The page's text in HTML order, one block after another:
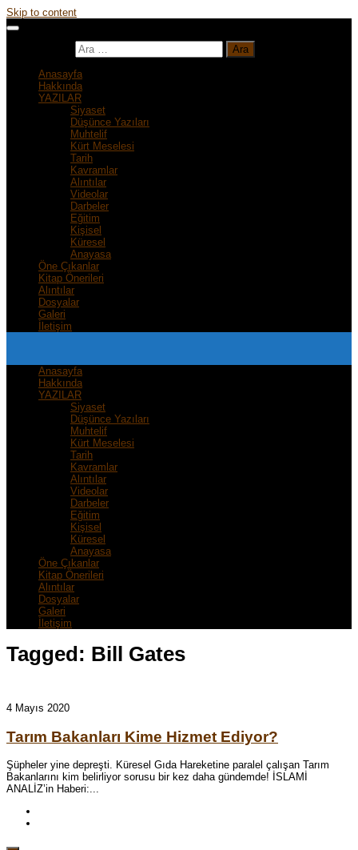
Skip to content
Anasayfa
Hakkında
YAZILAR
Siyaset
Düşünce Yazıları
Muhtelif
Kürt Meselesi
Tarih
Kavramlar
Alıntılar
Videolar
Darbeler
Eğitim
Kişisel
Küresel
Anayasa
Öne Çıkanlar
Kitap Önerileri
Alıntılar
Dosyalar
Galeri
İletişim
Anasayfa
Hakkında
YAZILAR
Siyaset
Düşünce Yazıları
Muhtelif
Kürt Meselesi
Tarih
Kavramlar
Alıntılar
Videolar
Darbeler
Eğitim
Kişisel
Küresel
Anayasa
Öne Çıkanlar
Kitap Önerileri
Alıntılar
Dosyalar
Galeri
İletişim
Tagged: Bill Gates
4 Mayıs 2020
Tarım Bakanları Kime Hizmet Ediyor?
Şüpheler yine depreşti. Küresel Gıda Hareketine paralel çalışan Tarım
Bakanlarını kim belirliyor sorusu bir kez daha gündemde! İSLAMİ
ANALİZ’in Haberi:...